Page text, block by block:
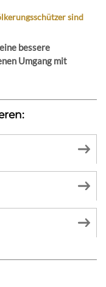
sind
bessere
Umgang mit